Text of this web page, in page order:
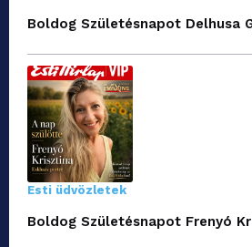
Boldog Születésnapot Delhusa
Esti üdvözletek
Boldog Születésnapot Frenyó